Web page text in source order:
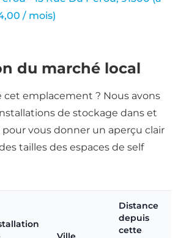
/ mois)
du marché local
emplacement ? Nous avons
de stockage dans et
vous donner un aperçu clair
tailles des espaces de self
Distance
depuis
cette